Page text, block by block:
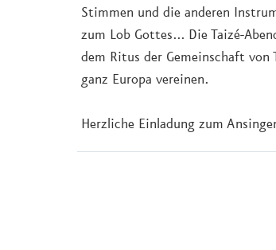
Stimmen und die anderen
zum Lob Gottes... Die Taizé-
dem Ritus der Gemeinschaft von
ganz Europa vereinen.
Herzliche Einladung zum